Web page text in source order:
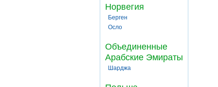
Норвегия
Берген
Осло
Объединенные
Арабские Эмираты
Шарджа